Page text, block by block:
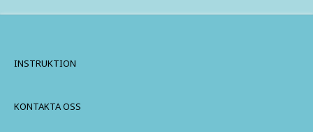
INSTRUKTION
KONTAKTA OSS